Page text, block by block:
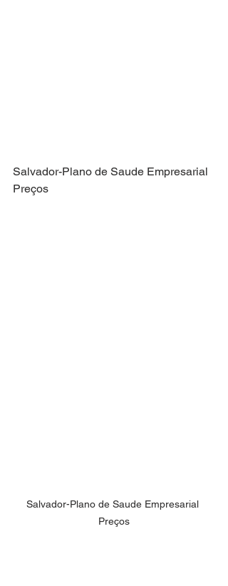
Salvador-Plano de Saude Empresarial
Preços
Salvador-Plano de Saude Empresarial
Preços